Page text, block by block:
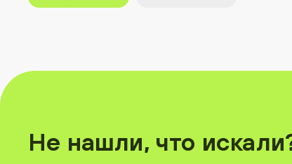
Не нашли, что